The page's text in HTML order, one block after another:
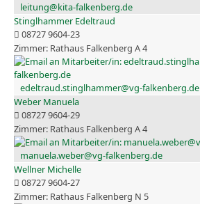
leitung@kita-falkenberg.de
Stinglhammer Edeltraud
08727 9604-23
Rathaus Falkenberg A 4
edeltraud.stinglhammer@vg-falkenberg.de
Weber Manuela
08727 9604-29
Rathaus Falkenberg A 4
manuela.weber@vg-falkenberg.de
Wellner Michelle
08727 9604-27
Rathaus Falkenberg N 5